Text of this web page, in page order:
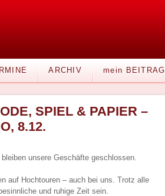
ARCHIV mein BEITRAG
SPIEL & PAPIER –
8.12.
unsere Geschäfte geschlossen.
auf Hochtouren – auch bei uns. Trotz alle
und ruhige Zeit sein.